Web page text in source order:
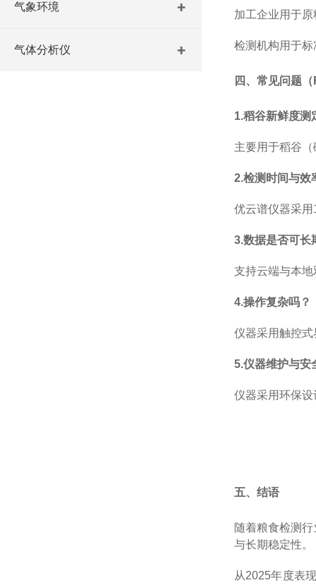
加工企业用于
检测机构用于
四、常见问题
1.稻谷新鲜度测
主要用于稻谷
2.检测时间与效
优云谱仪器采用
3.数据是否可长
支持云端与本
4.操作复杂吗？
仪器采用触控
5.仪器维护与安
仪器采用环保
五、结语
随着粮食检测
与长期稳定性。
从2025年度表
气象环境
气体分析仪